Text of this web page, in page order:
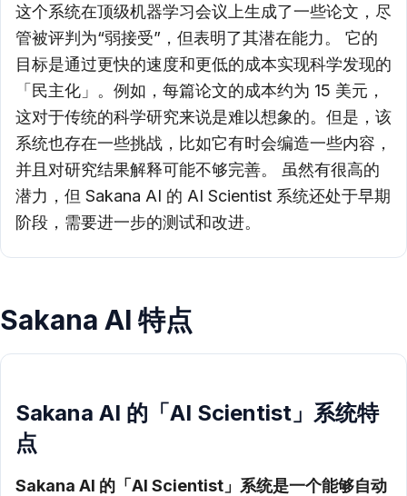
这个系统在顶级机器学习会议上生成了一些论文，尽
管被评判为“弱接受”，但表明了其潜在能力。 它的
目标是通过更快的速度和更低的成本实现科学发现的
「民主化」。例如，每篇论文的成本约为 15 美元，
这对于传统的科学研究来说是难以想象的。但是，该
系统也存在一些挑战，比如它有时会编造一些内容，
并且对研究结果解释可能不够完善。 虽然有很高的
潜力，但 Sakana AI 的 AI Scientist 系统还处于早期
阶段，需要进一步的测试和改进。
Sakana AI 特点
Sakana AI 的「AI Scientist」系统特
点
Sakana AI 的「AI Scientist」系统是一个能够自动